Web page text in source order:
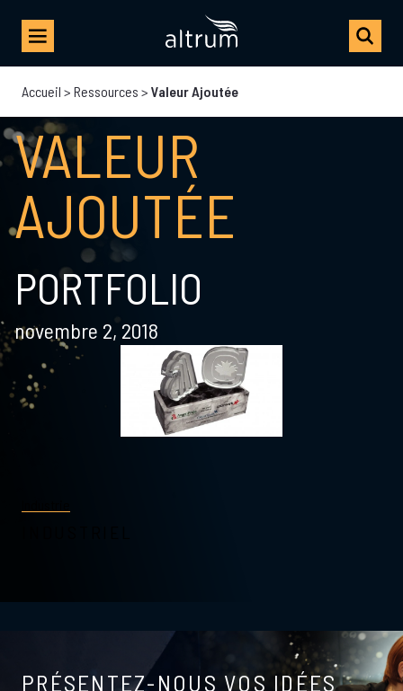
Accueil > Ressources > Valeur Ajoutée
VALEUR
AJOUTÉE
PORTFOLIO
novembre 2, 2018
PRÉSENTEZ-NOUS VOS IDÉES